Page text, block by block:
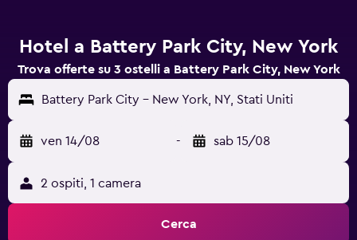
Hotel a Battery Park City, New York
Trova offerte su 3 ostelli a Battery Park City, New York
Battery Park City - New York, NY, Stati Uniti
ven 14/08 - sab 15/08
2 ospiti, 1 camera
Cerca